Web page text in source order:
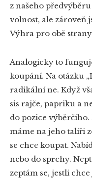
z našeho
volnost, ale zároveň
Výhra pro obě
Analogicky to
koupání. Na otázku
radikální ne. Když
sis rajče, papriku a
do pozice
máme na jeho talíři
se chce koupat.
nebo do sprchy.
zeptám se, jestli